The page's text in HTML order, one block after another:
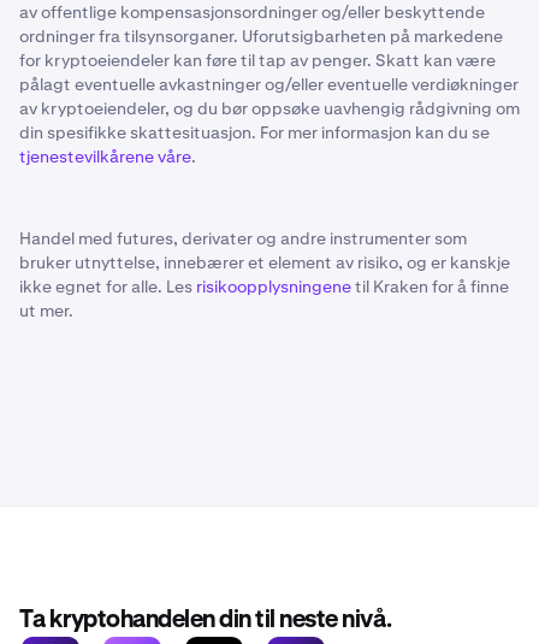
av offentlige kompensasjonsordninger og/eller beskyttende
ordninger fra tilsynsorganer. Uforutsigbarheten på markedene
for kryptoeiendeler kan føre til tap av penger. Skatt kan være
pålagt eventuelle avkastninger og/eller eventuelle verdiøkninger
av kryptoeiendeler, og du bør oppsøke uavhengig rådgivning om
din spesifikke skattesituasjon. For mer informasjon kan du se
tjenestevilkårene våre.
Handel med futures, derivater og andre instrumenter som
bruker utnyttelse, innebærer et element av risiko, og er kanskje
ikke egnet for alle. Les risikoopplysningenetil Kraken for å finne
ut mer.
Ta kryptohandelen din til neste nivå.